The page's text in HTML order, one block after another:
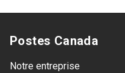
Postes Canada
Notre entreprise